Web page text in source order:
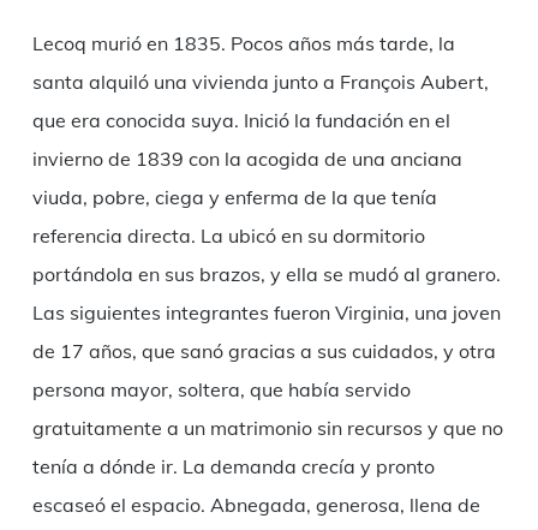
Lecoq murió en 1835. Pocos años más tarde, la
santa alquiló una vivienda junto a François Aubert,
que era conocida suya. Inició la fundación en el
invierno de 1839 con la acogida de una anciana
viuda, pobre, ciega y enferma de la que tenía
referencia directa. La ubicó en su dormitorio
portándola en sus brazos, y ella se mudó al granero.
Las siguientes integrantes fueron Virginia, una joven
de 17 años, que sanó gracias a sus cuidados, y otra
persona mayor, soltera, que había servido
gratuitamente a un matrimonio sin recursos y que no
tenía a dónde ir. La demanda crecía y pronto
escaseó el espacio. Abnegada, generosa, llena de